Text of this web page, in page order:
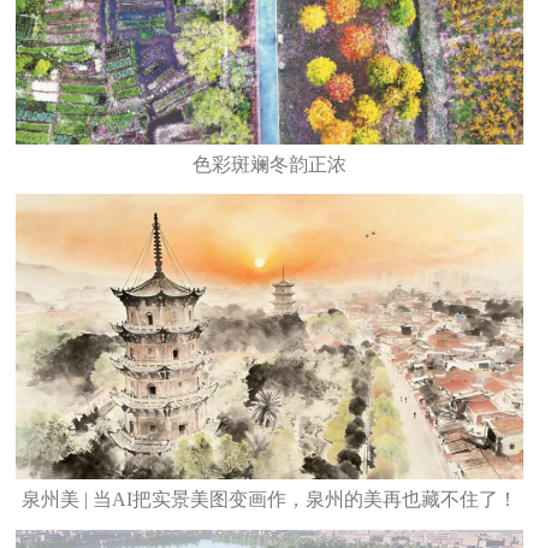
色彩斑斓冬韵正浓
泉州美 | 当AI把实景美图变画作，泉州的美再也藏不住了！